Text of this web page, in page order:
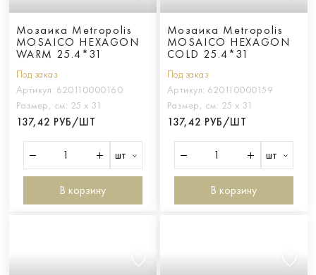
Мозаика Metropolis
MOSAICO HEXAGON
WARM 25.4*31
Под заказ
Артикул: 620110000160
Размер, см: 25 х 31
137,42 РУБ/ШТ
шт
В корзину
Мозаика Metropolis
MOSAICO HEXAGON
COLD 25.4*31
Под заказ
Артикул: 620110000159
Размер, см: 25 х 31
137,42 РУБ/ШТ
шт
В корзину